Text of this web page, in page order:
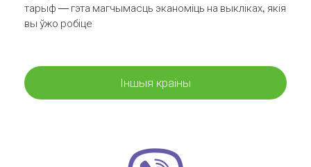
тарыф — гэта магчымасць эканоміць на выкліках, якія
вы ўжо робіце
Іншыя краіны